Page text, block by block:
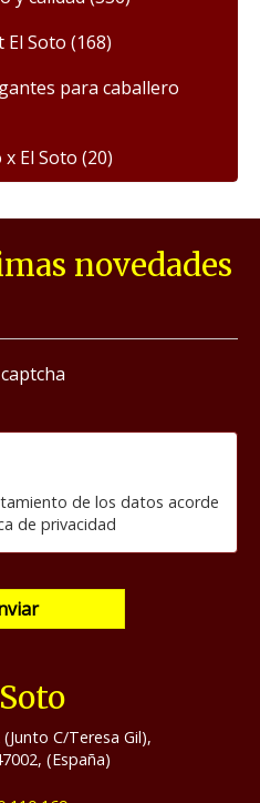
El Soto (168)
para caballero
El Soto (20)
novedades
de los datos acorde
de privacidad
C/Teresa Gil),
, (España)